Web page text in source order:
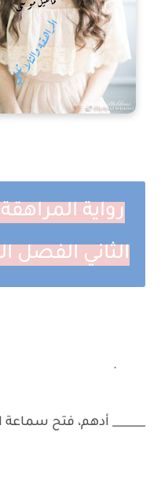
رواية
الثاني
.
______ أدهم، فتح سماعة